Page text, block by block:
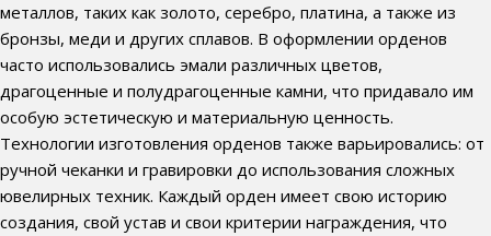
металлов, таких как золото, серебро, платина, а также из
бронзы, меди и других сплавов. В оформлении орденов
часто использовались эмали различных цветов,
драгоценные и полудрагоценные камни, что придавало им
особую эстетическую и материальную ценность.
Технологии изготовления орденов также варьировались: от
ручной чеканки и гравировки до использования сложных
ювелирных техник. Каждый орден имеет свою историю
создания, свой устав и свои критерии награждения, что